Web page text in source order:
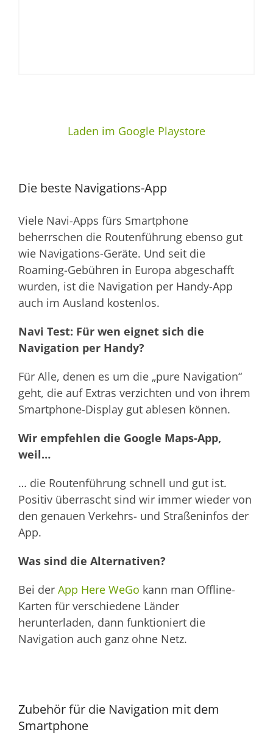
Laden im Google Playstore
Die beste Navigations-App
Viele Navi-Apps fürs Smartphone
beherrschen die Routenführung ebenso gut
wie Navigations-Geräte. Und seit die
Roaming-Gebühren in Europa abgeschafft
wurden, ist die Navigation per Handy-App
auch im Ausland kostenlos.
Navi Test: Für wen eignet sich die
Navigation per Handy?
Für Alle, denen es um die „pure Navigation“
geht, die auf Extras verzichten und von ihrem
Smartphone-Display gut ablesen können.
Wir empfehlen die Google Maps-App,
weil…
… die Routenführung schnell und gut ist.
Positiv überrascht sind wir immer wieder von
den genauen Verkehrs- und Straßeninfos der
App.
Was sind die Alternativen?
Bei der App Here WeGo kann man Offline-
Karten für verschiedene Länder
herunterladen, dann funktioniert die
Navigation auch ganz ohne Netz.
Zubehör für die Navigation mit dem
Smartphone